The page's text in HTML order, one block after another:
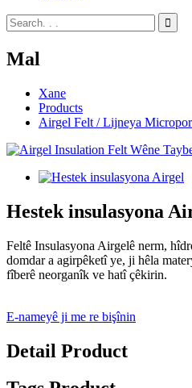
Mal
Xane
Products
Airgel Felt / Lijneya
Hestek insulasyona
Feltê Insulasyona Airgelê nerm,
domdar a agirpêketî ye, ji hêla
fîberê neorganîk ve hatî çêkirin.
E-nameyê ji me re bişînin
Detail Product